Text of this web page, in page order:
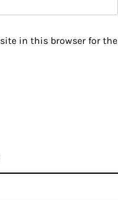
in this browser for the